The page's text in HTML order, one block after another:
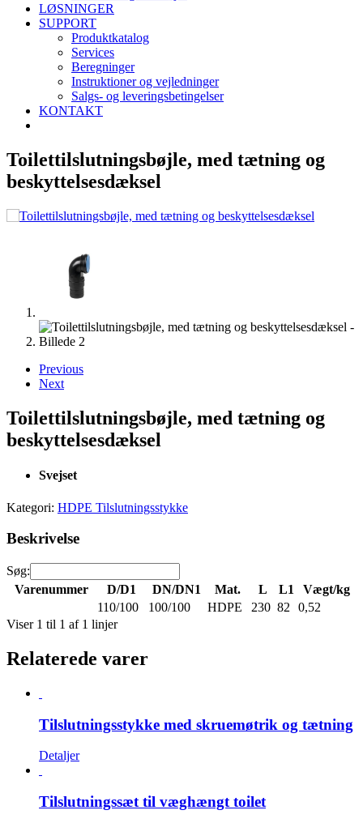
LØSNINGER
SUPPORT
Produktkatalog
Services
Beregninger
Instruktioner og vejledninger
Salgs- og leveringsbetingelser
KONTAKT
Toilettilslutningsbøjle, med tætning og
beskyttelsesdæksel
Previous
Next
Toilettilslutningsbøjle, med tætning og
beskyttelsesdæksel
Svejset
Kategori: HDPE Tilslutningsstykke
Beskrivelse
Søg:
Varenummer
D/D1 DN/DN1 Mat. L L1
Vægt/kg
110/100
100/100 HDPE 230 82
0,52
Viser 1 til 1 af 1 linjer
Relaterede varer
Tilslutningsstykke med skruemøtrik og tætning
Detaljer
Tilslutningssæt til væghængt toilet